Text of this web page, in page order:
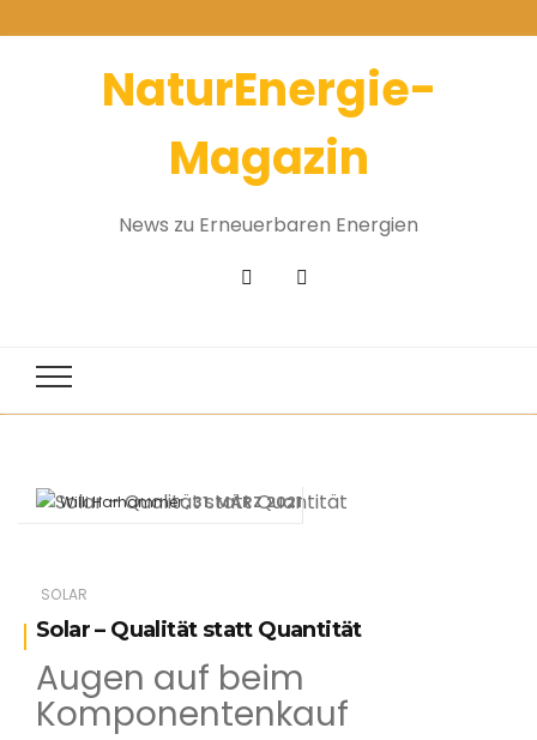
NaturEnergie-
Magazin
News zu Erneuerbaren Energien
SOLAR
Solar – Qualität statt Quantität
Willi Harhammer 31. MÄRZ 2021
Augen auf beim
Komponentenkauf